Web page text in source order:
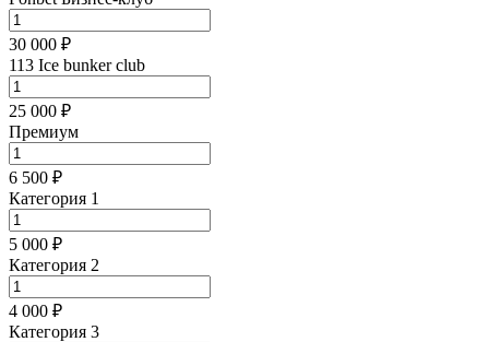
30 000 ₽
113 Ice bunker club
25 000 ₽
Премиум
6 500 ₽
Категория 1
5 000 ₽
Категория 2
4 000 ₽
Категория 3